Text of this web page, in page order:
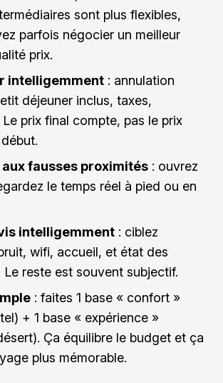
sont plus flexibles,
parfois négocier un meilleur
prix.
intelligemment : annulation
déjeuner inclus, taxes,
prix final compte, pas le prix
fausses proximités : ouvrez
le temps réel à pied ou en
intelligemment : ciblez
wifi, accueil, et état des
Le reste est souvent subjectif.
: faites 1 base « confort »
+ 1 base « expérience »
Ça équilibre le budget et ça
plus mémorable.